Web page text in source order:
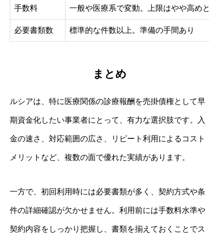
手数料 一般や医療系で変動。上限はやや高めと
必要書類数 標準的な件数以上。準備の手間あり
まとめ
ルシアは、特に医療関係の診療報酬を売掛債権として早
期資金化したい事業者にとって、有力な選択肢です。入
金の速さ、対応範囲の広さ、リピート利用によるコスト
メリットなど、複数の面で優れた実績があります。
一方で、初回利用時には必要書類が多く、契約方式や条
件の詳細確認が欠かせません。利用前には手数料水準や
契約内容をしっかり把握し、書類を揃えておくことでス